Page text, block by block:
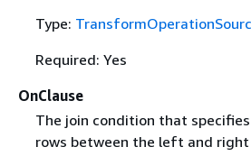
Type:
Required: Yes
OnClause
The join condition that
rows between the left and right